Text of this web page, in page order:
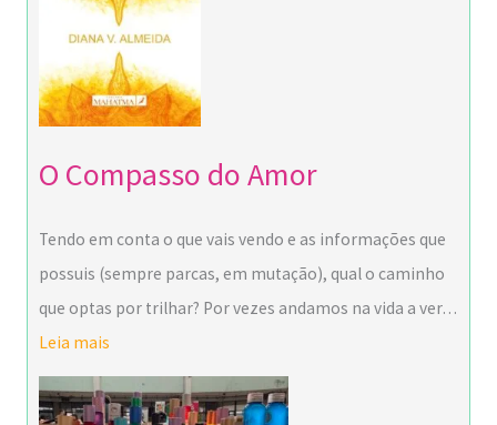
O Compasso do Amor
Tendo em conta o que vais vendo e as informações que
possuis (sempre parcas, em mutação), qual o caminho
que optas por trilhar? Por vezes andamos na vida a ver…
Leia mais